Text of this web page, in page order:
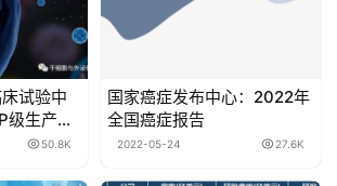
试验中
级生产标
50.8K
国家癌症发布中心：2022年
全国癌症报告
2022-05-24 27.6K